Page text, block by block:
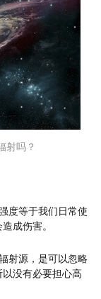
射吗？
度等于我们日常使
成伤害。
射源，是可以忽略
没有必要担心高